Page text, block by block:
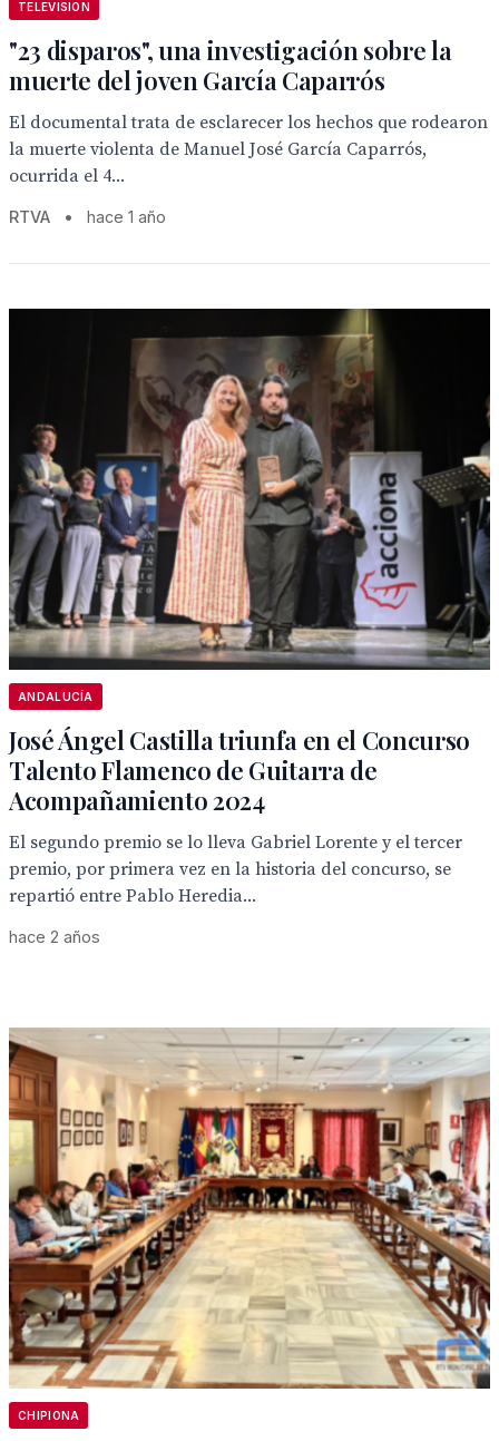
TELEVISION
"23 disparos", una investigación sobre la
muerte del joven García Caparrós
El documental trata de esclarecer los hechos que rodearon
la muerte violenta de Manuel José García Caparrós,
ocurrida el 4...
RTVA • hace 1 año
ANDALUCÍA
José Ángel Castilla triunfa en el Concurso
Talento Flamenco de Guitarra de
Acompañamiento 2024
El segundo premio se lo lleva Gabriel Lorente y el tercer
premio, por primera vez en la historia del concurso, se
repartió entre Pablo Heredia...
hace 2 años
CHIPIONA